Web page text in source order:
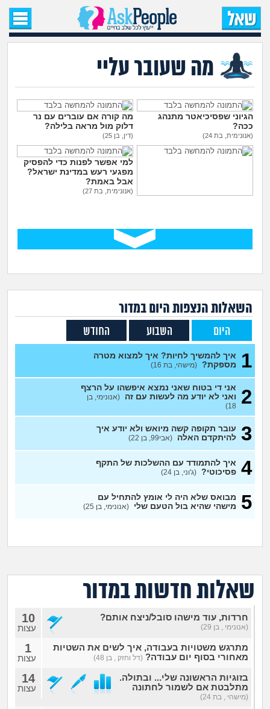
עמוד הבית
שאל שאלה
שאלות חדשות
שאלות שעוררו עניין
עצות חדשות
מה קורה כאן?
מדורים
זוגיות
הורות ומשפחה
מתבגרים
מהבקו"ם... ועד מתי?!
לימודים וסטודנטים
עבודה וקריירה
חברים ואנשים
מה שעובר עליי
שומרים על הגוף
חיות מחמד
חיפוש שאלות
הרשמה
מה שעובר עליי
הגיוני שפסיכיאטר מתנהג
ככה?
(אנונימית, בת 24)
מה קורה אם עוברים עם נר
דלוק מול מראה בלילה?
(דין, בן 25)
למי אפשר לפנות כדי להפסיק
מפגעי רעש במדינת ישראל?
אבל באמת?
(אנונימית, בת 27)
השאלות הנצפות היוםבמדור
היום השבוע החודש
1
איך להמשיך לחיות? איך למצוא מטרה
מספקת? (מישהי, בת 16)
2
אני די בטוח שאני נמצא איפשהו על הרצף
ואני לא יודע מה לעשות עם זה (אנונימי, בן
18)
3 עובר תקופה קשה מיואש ולא יודע איך
להיתקדם האלה (אבי99, בן 22)
4 איך להתמודד עם ההשלכות של התקף
פסיכוטי? (ג'וני, בן 24)
5
מבואס שלא היה לי אומץ להתחיל עם
מישהי שהיא בול הטעם שלי (אנונימי, בן 25)
שאלות חדשות במדור
חרדות, עוד מישהו סובל/ניצח אותם?
(אנונימי , בן 29)
10
עצות
מתרגש משטויות בעבודה, איך לשים את השטיות
מאחורי בסוף יום עבודה? (דל וחזק , בן 48)
1
עצות
בזוגיות הראשונה שלי... ובתולה.
מתלבטת אם לשמור לחתונה
(מישהי , בת 24)
14
עצות